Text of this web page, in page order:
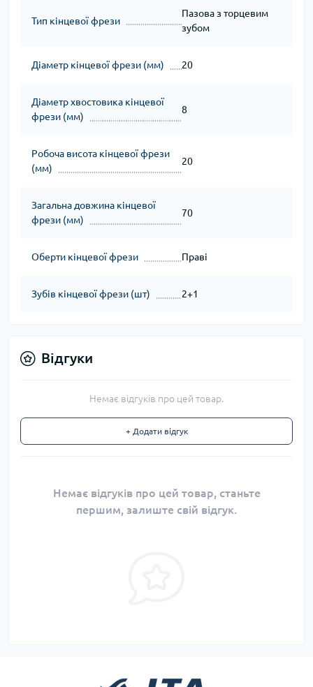
Тип кінцевої фрези
Пазова з торцевим
зубом
Діаметр кінцевої фрези (мм) 20
Діаметр хвостовика кінцевої
фрези (мм)
8
Робоча висота кінцевої фрези
(мм)
20
Загальна довжина кінцевої
фрези (мм)
70
Оберти кінцевої фрези Праві
Зубів кінцевої фрези (шт) 2+1
Відгуки
Немає відгуків про цей товар.
+ Додати відгук
Немає відгуків про цей товар, станьте
першим, залиште свій відгук.